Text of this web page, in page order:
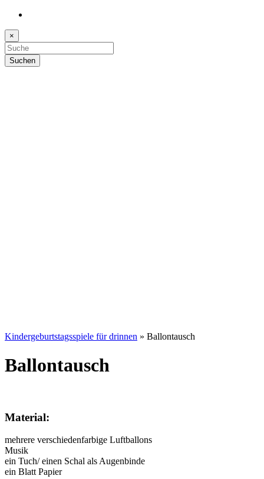
×
Suchen
Kindergeburtstagsspiele für drinnen » Ballontausch
Ballontausch
Material:
mehrere verschiedenfarbige Luftballons
Musik
ein Tuch/ einen Schal als Augenbinde
ein Blatt Papier